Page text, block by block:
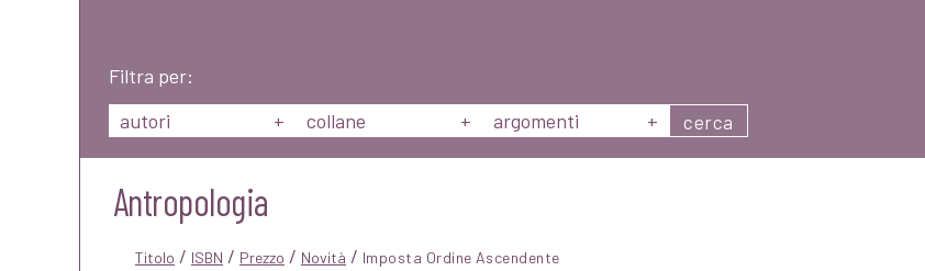
Filtra per:
autori
+ collane + argomenti + cerca
Antropologia
Titolo / ISBN / Prezzo / Novità /